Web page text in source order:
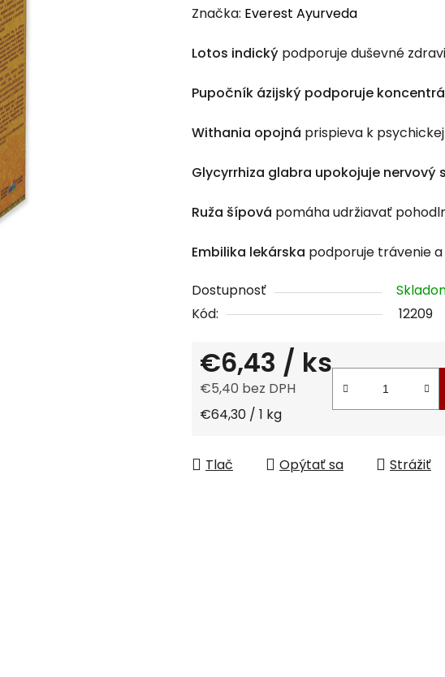
hodnotenie
je
z
Značka: Everest Ayurveda
Lotos indický podporuje duševné
Pupočník ázijský podporuje
Withania opojná prispieva k
Glycyrrhiza glabra upokojuje nervový
Ruža šípová pomáha udržiavať
Embilika lekárska podporuje trávenie a
Dostupnosť
Kód:
12209
€6,43 / ks
€5,40 bez DPH
Jednotková cena:
€64,30 / 1 kg
Tlač Opýtať sa Strážiť